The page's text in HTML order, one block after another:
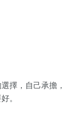
擇，自己承擔，
。